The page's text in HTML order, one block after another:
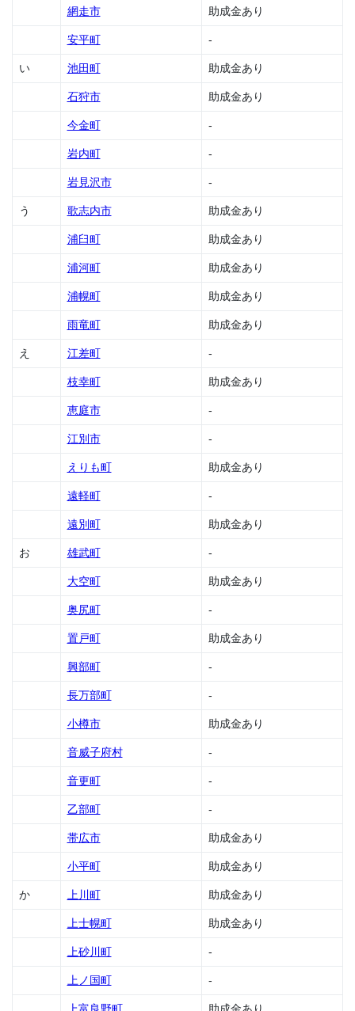
旭川
助成
芦別
助成
足寄
助成
厚岸
町の
助成
部町
成金
1.10
町の
1.11
市の
1.12
町の
1.13
町の
助成
1.14
石狩
市の
助成
1.15
1.16
網走市 助成金あり
安平町 -
い 池田町 助成金あり
石狩市 助成金あり
今金町 -
岩内町 -
岩見沢市 -
う 歌志内市 助成金あり
浦臼町 助成金あり
浦河町 助成金あり
浦幌町 助成金あり
雨竜町 助成金あり
え 江差町 -
枝幸町 助成金あり
恵庭市 -
江別市 -
えりも町 助成金あり
遠軽町 -
遠別町 助成金あり
お 雄武町 -
大空町 助成金あり
奥尻町 -
置戸町 助成金あり
興部町 -
長万部町 -
小樽市 助成金あり
音威子府村 -
音更町 -
乙部町 -
帯広市 助成金あり
小平町 助成金あり
か 上川町 助成金あり
上士幌町 助成金あり
上砂川町 -
上ノ国町 -